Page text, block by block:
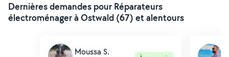
Dernières demandes pour Réparateurs
électroménager à Ostwald (67) et alentours
Moussa S.